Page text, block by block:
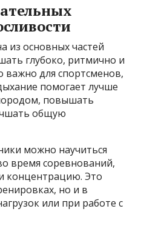
из основных частей
глубоко, ритмично и
важно для спортсменов,
помогает лучше
повышать
общую
можно научиться
время соревнований,
концентрацию. Это
но и в
или при работе с